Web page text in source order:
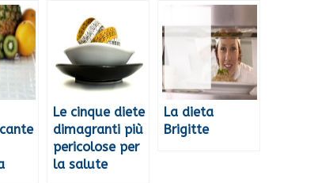
Le cinque diete
dimagranti più
pericolose per
la salute
La dieta
Brigitte